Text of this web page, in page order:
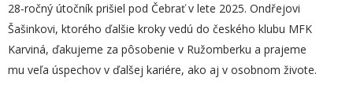
28-ročný útočník prišiel pod Čebrať v lete 2025. Ondřejovi
Šašinkovi, ktorého ďalšie kroky vedú do českého klubu MFK
Karviná, ďakujeme za pôsobenie v Ružomberku a prajeme
mu veľa úspechov v ďalšej kariére, ako aj v osobnom živote.